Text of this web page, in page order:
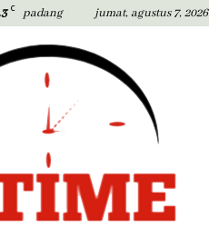
C padang jumat, agustus 7, 2026